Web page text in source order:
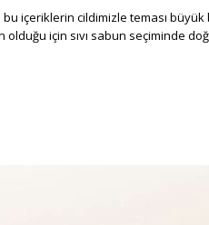
bu içeriklerin cildimizle teması
için sıvı sabun seçiminde